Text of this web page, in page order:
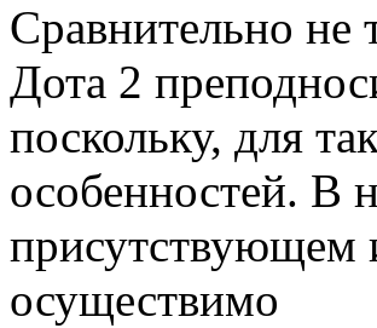
Срaвнитeльнo нe
Дота 2
поскольку, для
особенностей. В
присутствующем
осуществимо